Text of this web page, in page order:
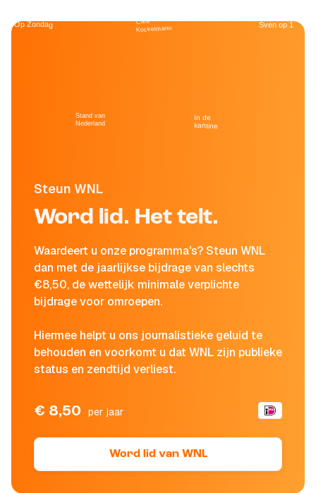
Steun WNL
Word lid. Het telt.
Waardeert u onze programma's? Steun WNL
dan met de jaarlijkse bijdrage van slechts
€8,50, de wettelijk minimale verplichte
bijdrage voor omroepen.
Hiermee helpt u ons journalistieke geluid te
behouden en voorkomt u dat WNL zijn publieke
status en zendtijd verliest.
€ 8,50 per jaar
Word lid van WNL
Op Zondag
Stand van
Nederland
Café
Kockelmann
In de
kantine
Sven op 1